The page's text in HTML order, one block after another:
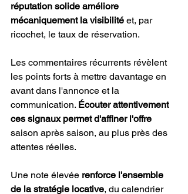
réputation solide améliore
mécaniquement la visibilité et, par
ricochet, le taux de réservation.
Les commentaires récurrents révèlent
les points forts à mettre davantage en
avant dans l'annonce et la
communication. Écouter attentivement
ces signaux permet d'affiner l'offre
saison après saison, au plus près des
attentes réelles.
Une note élevée renforce l'ensemble
de la stratégie locative, du calendrier